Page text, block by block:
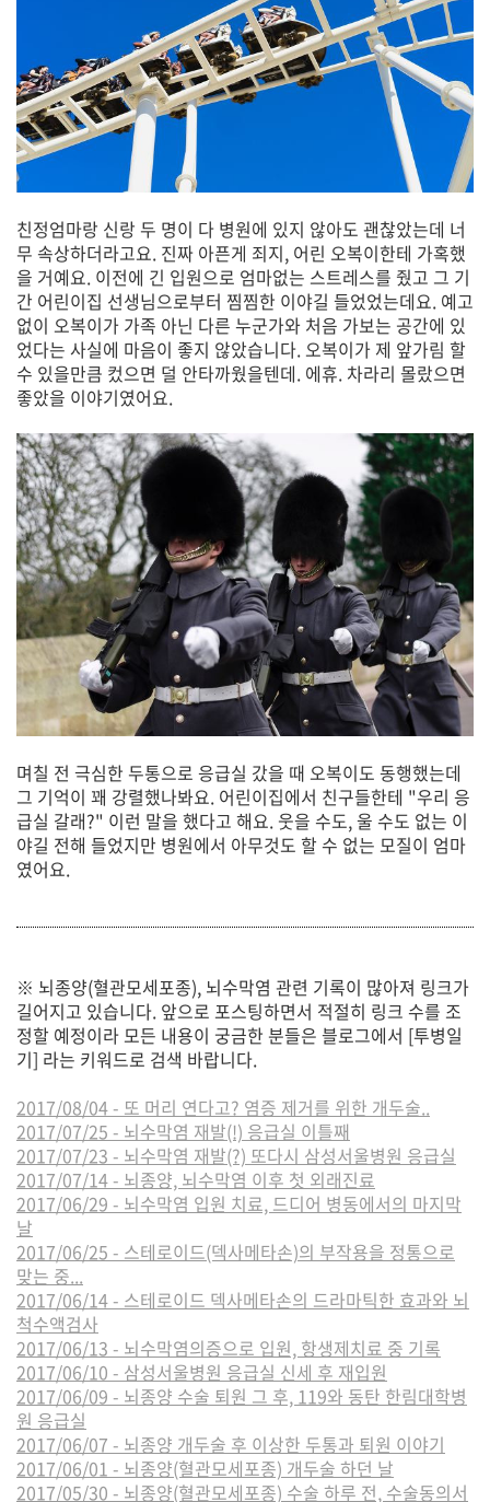
친정엄마랑 신랑 두 명이 다 병원에 있지 않아도 괜찮았는데 너
무 속상하더라고요. 진짜 아픈게 죄지, 어린 오복이한테 가혹했
을 거예요. 이전에 긴 입원으로 엄마없는 스트레스를 줬고 그 기
간 어린이집 선생님으로부터 찜찜한 이야길 들었었는데요. 예고
없이 오복이가 가족 아닌 다른 누군가와 처음 가보는 공간에 있
었다는 사실에 마음이 좋지 않았습니다. 오복이가 제 앞가림 할
수 있을만큼 컸으면 덜 안타까웠을텐데. 에휴. 차라리 몰랐으면
좋았을 이야기였어요.
며칠 전 극심한 두통으로 응급실 갔을 때 오복이도 동행했는데
그 기억이 꽤 강렬했나봐요. 어린이집에서 친구들한테 "우리 응
급실 갈래?" 이런 말을 했다고 해요. 웃을 수도, 울 수도 없는 이
야길 전해 들었지만 병원에서 아무것도 할 수 없는 모질이 엄마
였어요.
※ 뇌종양(혈관모세포종), 뇌수막염 관련 기록이 많아져 링크가
길어지고 있습니다. 앞으로 포스팅하면서 적절히 링크 수를 조
정할 예정이라 모든 내용이 궁금한 분들은 블로그에서 [투병일
기] 라는 키워드로 검색 바랍니다.
2017/08/04 - 또 머리 연다고? 염증 제거를 위한 개두술..
2017/07/25 - 뇌수막염 재발(!) 응급실 이틀째
2017/07/23 - 뇌수막염 재발(?) 또다시 삼성서울병원 응급실
2017/07/14 - 뇌종양, 뇌수막염 이후 첫 외래진료
2017/06/29 - 뇌수막염 입원 치료, 드디어 병동에서의 마지막
날
2017/06/25 - 스테로이드(덱사메타손)의 부작용을 정통으로
맞는 중...
2017/06/14 - 스테로이드 덱사메타손의 드라마틱한 효과와 뇌
척수액검사
2017/06/13 - 뇌수막염의증으로 입원, 항생제치료 중 기록
2017/06/10 - 삼성서울병원 응급실 신세 후 재입원
2017/06/09 - 뇌종양 수술 퇴원 그 후, 119와 동탄 한림대학병
원 응급실
2017/06/07 - 뇌종양 개두술 후 이상한 두통과 퇴원 이야기
2017/06/01 - 뇌종양(혈관모세포종) 개두술 하던 날
2017/05/30 - 뇌종양(혈관모세포종) 수술 하루 전, 수술동의서